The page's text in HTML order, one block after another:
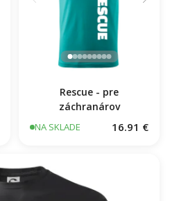
Rescue - pre
záchranárov
NA SKLADE 16.91 €